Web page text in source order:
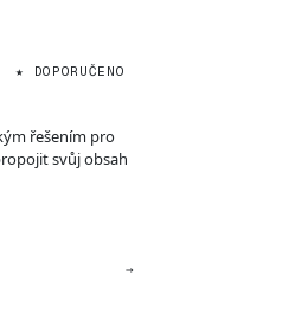
★ DOPORUČENO
řešením pro
svůj obsah
→